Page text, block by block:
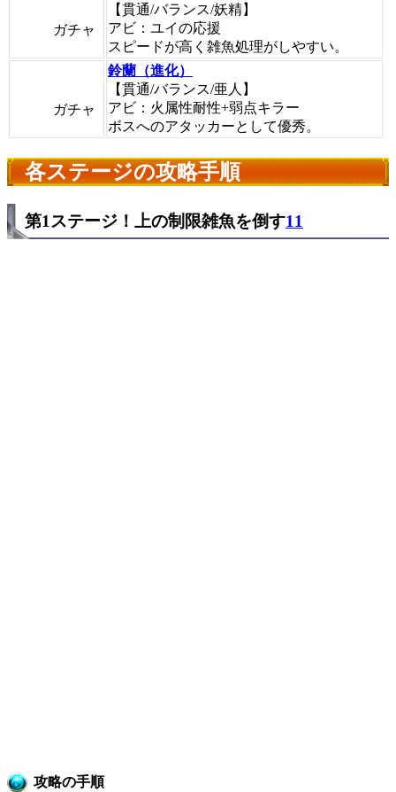
ガチャ
【貫通/バランス/妖精】
アビ：ユイの応援
スピードが高く雑魚処理がしやすい。
ガチャ
鈴蘭（進化）
【貫通/バランス/亜人】
アビ：火属性耐性+弱点キラー
ボスへのアタッカーとして優秀。
各ステージの攻略手順
第1ステージ！上の制限雑魚を倒す11
攻略の手順